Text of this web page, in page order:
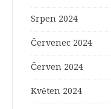
Srpen 2024
Červenec 2024
Červen 2024
Květen 2024